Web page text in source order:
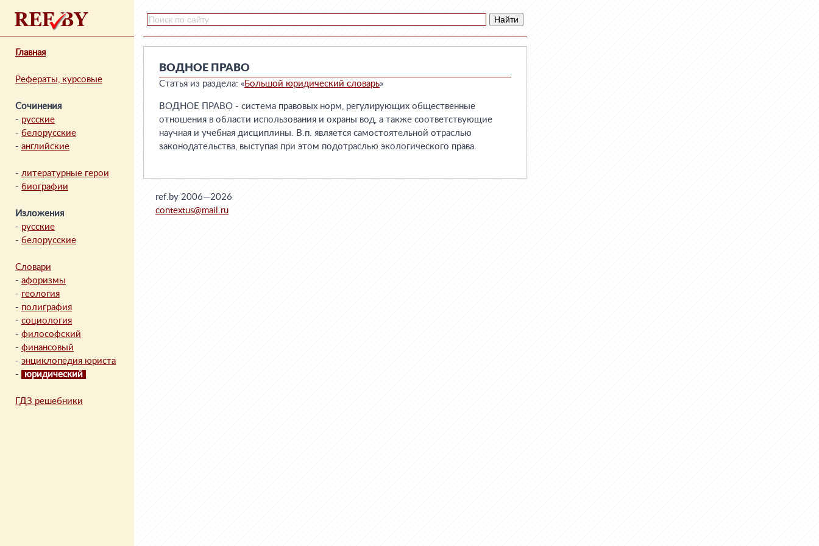
Главная
Рефераты, курсовые
Сочинения
- русские
- белорусские
- английские
- литературные герои
- биографии
Изложения
- русские
- белорусские
Словари
- афоризмы
- геология
- полиграфия
- социология
- философский
- финансовый
- энциклопедия юриста
-
юридический
ГДЗ решебники
ВОДНОЕ ПРАВО
Статья из раздела: «Большой юридический словарь»
ВОДНОЕ ПРАВО - система правовых норм, регулирующих общественные
отношения в области использования и охраны вод, а также соответствующие
научная и учебная дисциплины. В.п. является самостоятельной отраслью
законодательства, выступая при этом подотраслью экологического права.
ref.by 2006—2026
contextus@mail.ru